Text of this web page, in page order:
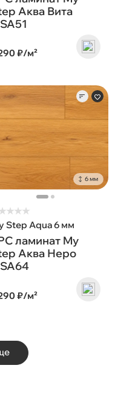
Аква Вита
₽/м²
6 мм
★★★★
Step Aqua 6 мм
ламинат My
Аква Неро
₽/м²